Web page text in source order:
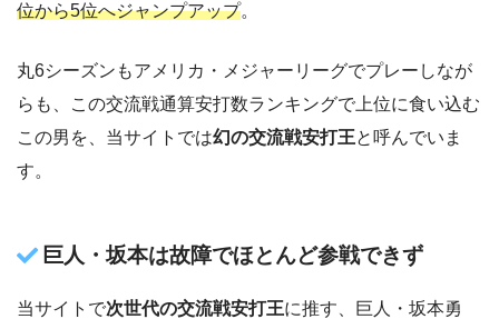
位から5位へジャンプアップ。
丸6シーズンもアメリカ・メジャーリーグでプレーしなが
らも、この交流戦通算安打数ランキングで上位に食い込む
この男を、当サイトでは幻の交流戦安打王と呼んでいま
す。
巨人・坂本は故障でほとんど参戦できず
当サイトで次世代の交流戦安打王に推す、巨人・坂本勇